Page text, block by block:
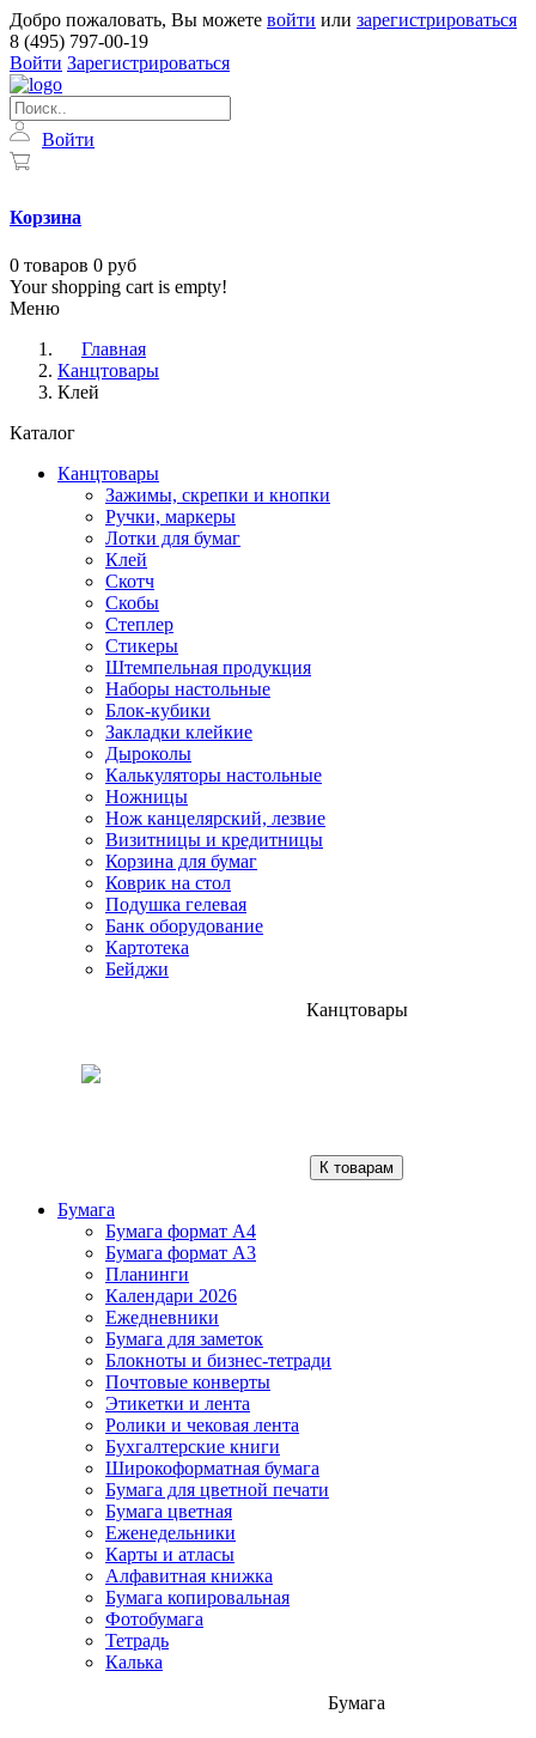
Добро пожаловать, Вы можете войти или зарегистрироваться
8 (495) 797-00-19
Войти Зарегистрироваться
Войти
Корзина
0 товаров 0 руб
Your shopping cart is empty!
Меню
Главная
Канцтовары
Клей
Каталог
Канцтовары
Зажимы, скрепки и кнопки
Ручки, маркеры
Лотки для бумаг
Клей
Скотч
Скобы
Степлер
Стикеры
Штемпельная продукция
Наборы настольные
Блок-кубики
Закладки клейкие
Дыроколы
Калькуляторы настольные
Ножницы
Нож канцелярский, лезвие
Визитницы и кредитницы
Корзина для бумаг
Коврик на стол
Подушка гелевая
Банк оборудование
Картотека
Бейджи
Канцтовары
К товарам
Бумага
Бумага формат А4
Бумага формат А3
Планинги
Календари 2026
Ежедневники
Бумага для заметок
Блокноты и бизнес-тетради
Почтовые конверты
Этикетки и лента
Ролики и чековая лента
Бухгалтерские книги
Широкоформатная бумага
Бумага для цветной печати
Бумага цветная
Еженедельники
Карты и атласы
Алфавитная книжка
Бумага копировальная
Фотобумага
Тетрадь
Калька
Бумага